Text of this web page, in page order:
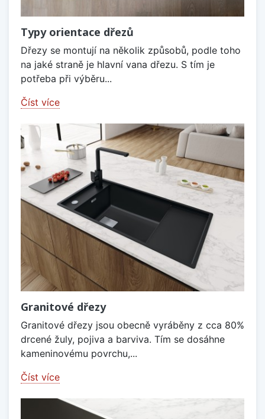
Typy orientace dřezů
Dřezy se montují na několik způsobů, podle toho
na jaké straně je hlavní vana dřezu. S tím je
potřeba při výběru...
Číst více
Granitové dřezy
Granitové dřezy jsou obecně vyráběny z cca 80%
drcené žuly, pojiva a barviva. Tím se dosáhne
kameninovému povrchu,...
Číst více